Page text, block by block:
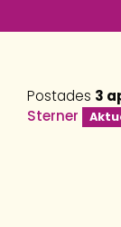
Postades 3
Sterner